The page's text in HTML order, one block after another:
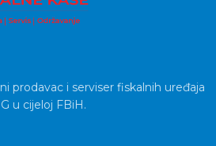
prodavac i serviser fiskalnih uređaja
u cijeloj FBiH.